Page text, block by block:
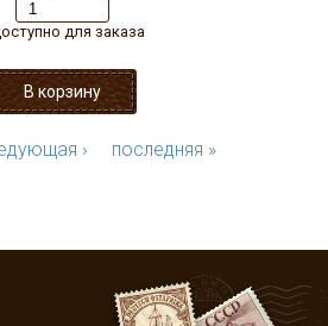
для заказа
› последняя »